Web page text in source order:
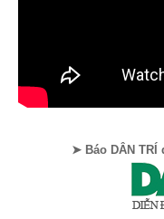
➤ Báo DÂN TRÍ